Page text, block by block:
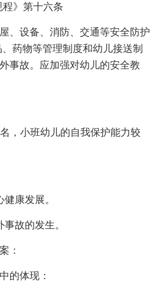
程》第十六条
、设备、消防、交通等安全防护
药物等管理制度和幼儿接送制
事故。应加强对幼儿的安全教
，小班幼儿的自我保护能力较
康发展。
故的发生。
：
的体现：